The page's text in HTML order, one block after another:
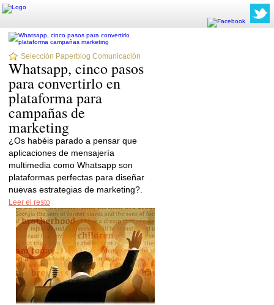
Selección Paperblog Comunicación
Whatsapp, cinco pasos
para convertirlo en
plataforma para
campañas de
marketing
¿Os habéis parado a pensar que
aplicaciones de mensajería
multimedia como Whatsapp son
plataformas perfectas para diseñar
nuevas estrategias de marketing?.
Leer el resto